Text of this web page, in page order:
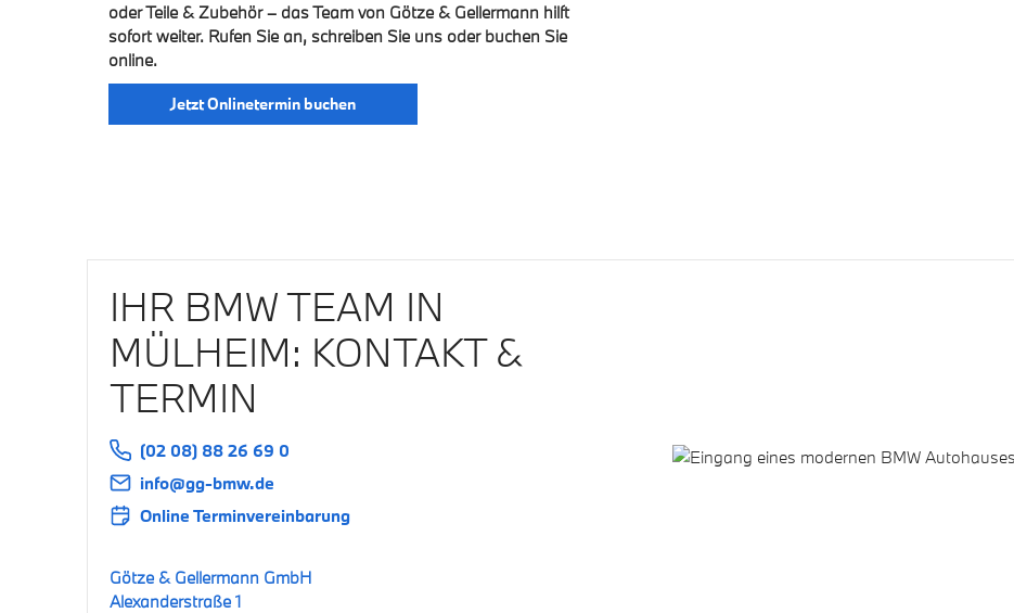
oder Teile & Zubehör – das Team von Götze & Gellermann hilft
sofort weiter. Rufen Sie an, schreiben Sie uns oder buchen Sie
online.
Jetzt Onlinetermin buchen
IHR BMW TEAM IN
MÜLHEIM: KONTAKT &
TERMIN
(02 08) 88 26 69 0
info@gg-bmw.de
Online Terminvereinbarung
Götze & Gellermann GmbH
Alexanderstraße 1